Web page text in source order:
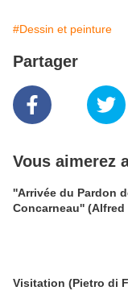
#Dessin et peinture
Partager
Vous aimerez
''Arrivée du Pardon
Concarneau''
Visitation (Pietro di